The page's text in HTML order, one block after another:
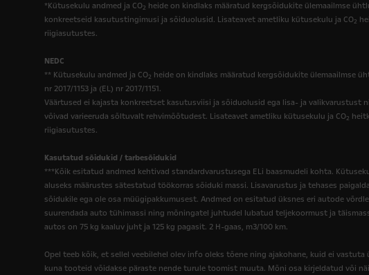
*Kütusekulu andmed ja CO2 heide on kindlaks määratud kergsõidukite ülemaailmse
konkreetseid kasutustingimusi ja sõiduolusid. Lisateavet ametliku kütusekulu ja CO2
riigiasutustes.
NEDC
** Kütusekulu andmed ja CO2 heide on kindlaks määratud kergsõidukite ülemaailmse
nr 2017/1153 ja (EL) nr 2017/1151.
Väärtused ei kajasta konkreetset kasutusviisi ja sõiduolusid ega lisa- ja
võivad varieeruda sõltuvalt rehvimõõtudest. Lisateavet ametliku kütusekulu ja CO2
riigiasutustes.
Kasutatud sõidukid / tarbesõidukid
***Kõik esitatud andmed kehtivad standardvarustusega ELi baasmudeli kohta.
aluseks määrustes sätestatud töökorras sõiduki massi. Lisavarustus ja tehases
sõidukile ega ole osa müügipakkumusest. Andmed on esitatud üksnes eri autode
suurendada auto tühimassi ning mõningatel juhtudel lubatud teljekoormust ja
autos on 75 kg kaaluv juht ja 125 kg pagasit. 2 H-gaas, m3/100 km.
Opel teeb kõik, et sellel veebilehel olev info oleks tõene ning ajakohane, kuid ei
kuna tooteid võidakse päraste nende turule toomist muuta. Mõni osa kirjeldatud või